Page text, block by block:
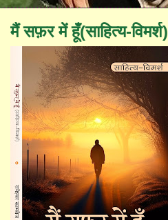
मैं सफ़र में हूँ(साहित्य-विमर्श)